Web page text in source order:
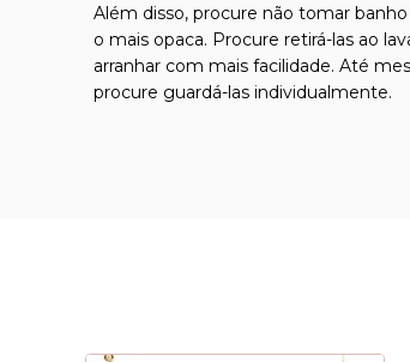
Além disso, procure não tomar
o mais opaca. Procure retirá-las ao
arranhar com mais facilidade. Até
procure guardá-las individualmente.